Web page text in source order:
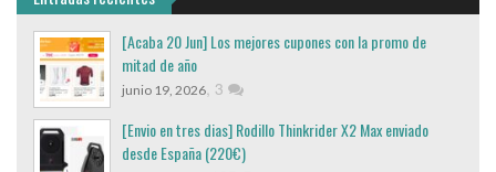
[Acaba 20 Jun] Los mejores cupones con la promo de
mitad de año
junio 19, 2026, 3
[Envio en tres dias] Rodillo Thinkrider X2 Max enviado
desde España (220€)